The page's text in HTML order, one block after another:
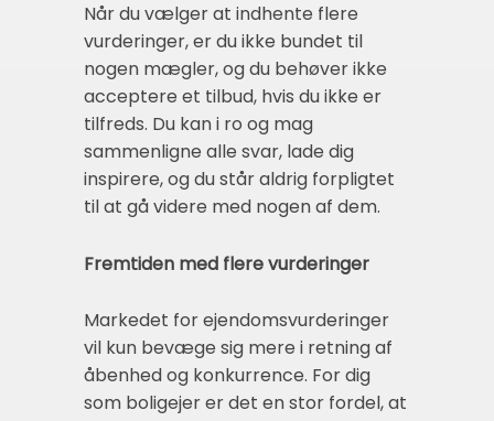
Når du vælger at indhente flere
vurderinger, er du ikke bundet til
nogen mægler, og du behøver ikke
acceptere et tilbud, hvis du ikke er
tilfreds. Du kan i ro og mag
sammenligne alle svar, lade dig
inspirere, og du står aldrig forpligtet
til at gå videre med nogen af dem.
Fremtiden med flere vurderinger
Markedet for ejendomsvurderinger
vil kun bevæge sig mere i retning af
åbenhed og konkurrence. For dig
som boligejer er det en stor fordel, at